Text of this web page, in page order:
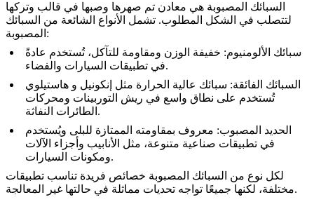
السبائك المصبوبة هي معادن تم صهرها وصبها في قالب وتركها
لتتصلب في الشكل المطلوب. تشمل الأنواع الشائعة من السبائك
المصبوبة:
سبائك الألومنيوم: خفيفة الوزن ومقاومة للتآكل، تُستخدم عادةً
في تطبيقات السيارات والفضاء.
السبائك الفائقة: سبائك عالية الحرارة مثل إنكونيل و هاستيلوي
تُستخدم على نطاق واسع في ريش التوربينات ومحركات
الطائرات النفاثة.
الحديد المصبوب: معروف بمقاومته الممتازة للبلى ويُستخدم
في تطبيقات صناعية متنوعة، مثل الأنابيب وأجزاء الآلات
ومكونات السيارات.
لكل نوع من السبائك المصبوبة خصائص فريدة تناسب تطبيقات
مختلفة، لكنها جميعًا تواجه تحديات مماثلة في حالتها غير المعالجة.